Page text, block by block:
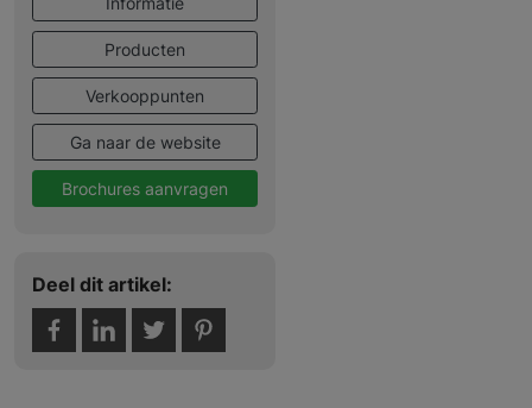
Producten
Verkooppunten
Ga naar de website
Brochures aanvragen
Deel dit artikel: